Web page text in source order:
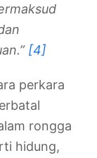
[4]
perkara
rongga
hidung,